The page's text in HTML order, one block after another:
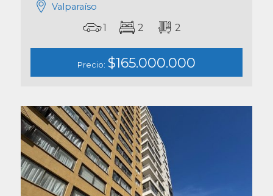
Valparaíso
1 2 2
Precio: $165.000.000